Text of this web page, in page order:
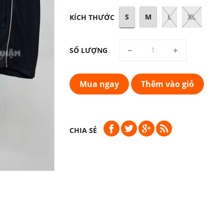
KÍCH THƯỚC S M L XL
SỐ LƯỢNG
Mua ngay Thêm vào giỏ
CHIA SẺ